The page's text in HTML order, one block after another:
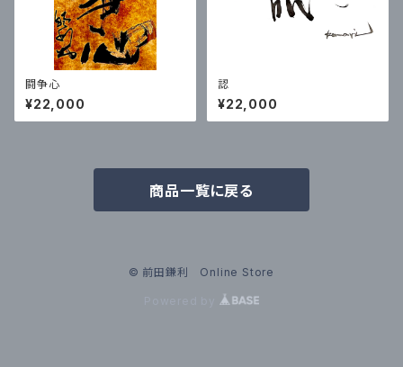
闘争心
¥22,000
認
¥22,000
商品一覧に戻る
© 前田鎌利 Online Store